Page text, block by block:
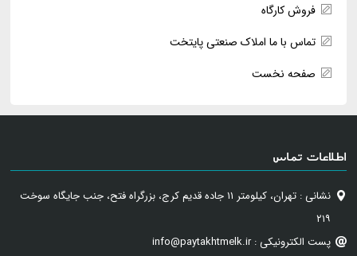
فروش کارگاه
تماس با ما املاک صنعتی پایتخت
صفحه نخست
اطلاعات تماس
نشانی : تهران، کیلومتر ۱۱ جاده قدیم کرج، بزرگراه فتح، جنب جایگاه سوخت
۲۱۹
پست الکترونیکی : info@paytakhtmelk.ir